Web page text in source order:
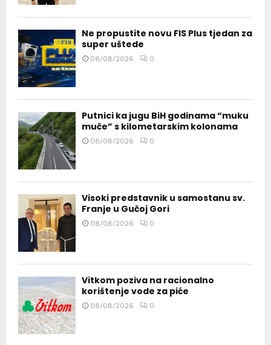
Ne propustite novu FIS Plus tjedan za
super uštede
08/08/2026 0
Putnici ka jugu BiH godinama “muku
muče” s kilometarskim kolonama
08/08/2026 0
Visoki predstavnik u samostanu sv.
Franje u Gučoj Gori
08/08/2026 0
Vitkom poziva na racionalno
korištenje vode za piće
08/08/2026 0